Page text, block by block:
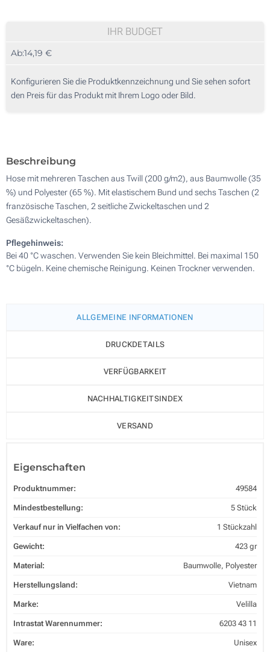
3 Farbig (Auf einer Seite)
Vollfarbdruck (Auf einer Seite)
IHR BUDGET
Ab:14,19 €
Konfigurieren Sie die Produktkennzeichnung und Sie sehen sofort
den Preis für das Produkt mit Ihrem Logo oder Bild.
Beschreibung
Hose mit mehreren Taschen aus Twill (200 g/m2), aus Baumwolle (35
%) und Polyester (65 %). Mit elastischem Bund und sechs Taschen (2
französische Taschen, 2 seitliche Zwickeltaschen und 2
Gesäßzwickeltaschen).
Pflegehinweis:
Bei 40 °C waschen. Verwenden Sie kein Bleichmittel. Bei maximal 150
°C bügeln. Keine chemische Reinigung. Keinen Trockner verwenden.
ALLGEMEINE INFORMATIONEN
DRUCKDETAILS
VERFÜGBARKEIT
NACHHALTIGKEITSINDEX
VERSAND
Eigenschaften
Produktnummer: 49584
Mindestbestellung: 5 Stück
Verkauf nur in Vielfachen von: 1 Stückzahl
Gewicht: 423 gr
Material: Baumwolle, Polyester
Herstellungsland: Vietnam
Marke: Velilla
Intrastat Warennummer: 6203 43 11
Ware: Unisex